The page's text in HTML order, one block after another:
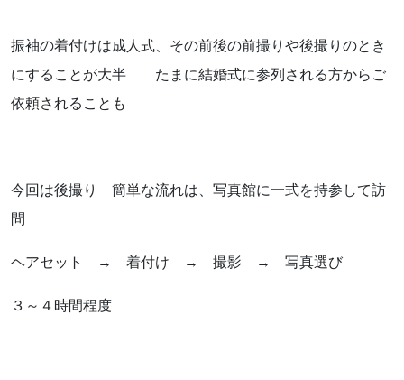
着物・着付け教室についてなど
振袖の着付けは成人式、その前後の前撮りや後撮りのとき
にすることが大半 たまに結婚式に参列される方からご
依頼されることも
今回は後撮り 簡単な流れは、写真館に一式を持参して訪
問
ヘアセット → 着付け → 撮影 → 写真選び
３～４時間程度